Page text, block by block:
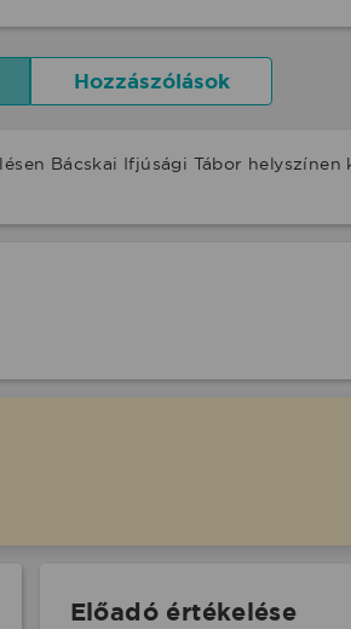
Hozzászólások
Bácskai Ifjúsági Tábor helyszínen
Előadó értékelése